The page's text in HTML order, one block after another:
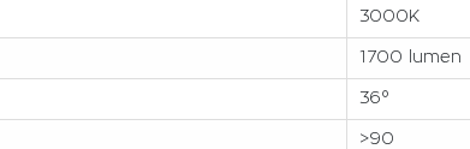
3000K
1700 lumen
36°
>90